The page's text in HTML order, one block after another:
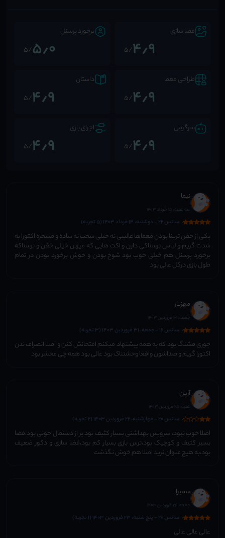
فضا سازی
4٫9/5
برخورد پرسنل
5٫0/5
طراحی معما
4٫9/5
داستان
4٫9/5
سرگرمی
4٫9/5
اجرای بازی
4٫9/5
نیما
سه شنبه، 15 خرداد 1403
سانس 22 - دوشنبه، 14 خرداد 1403 (5 تجربه)
یکی از خفن ترینا بودن معماها عالییی نه خیلی سخت نه ساده و مسخره اکتورا به
شدت گریم و لباس ترسناکی دارن و اکت هایی که میزنن خیلی خفن و ترسناکه
برخورد پرسنل هم خیلی خوب بود شوخ بودن و خوش برخورد بودن در تمام
طول بازی درکل عالی بود
مهزیار
جمعه، 31 فروردین 1403
سانس 16 - جمعه، 31 فروردین 1403 (3 تجربه)
جوری قشنگ بود که به همه پیشنهاد میکنم امتحانش کنن و اصلا انصراف ندن
اکتورا گریم و صداشون واقعا وحشتناک بود عالی بود همه چی محشر بود
آرین
شنبه، 25 فروردین 1403
سانس 20 - چهارشنبه، 22 فروردین 1403 (2 تجربه)
اصلا خوب نبود، سرویس بهداشتی بسیار کثیف بود پر از دستمال خونی بود،فضا
بسیر کثیف و کوچیک بود،ترس بازی بسیار کم بود،فضا سازی و دکور ضعیف
بود،به هیچ عنوان نرید اصلا هم خوش نگذشت
سمیرا
جمعه، 24 فروردین 1403
سانس 20 - پنج شنبه، 23 فروردین 1403 (1 تجربه)
عالی عالی عالی